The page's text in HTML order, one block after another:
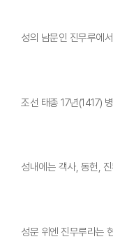
성의 남문인 진무루에
조선 태종 17년(1417)
성내에는 객사, 동헌,
성문 위엔 진무루라는